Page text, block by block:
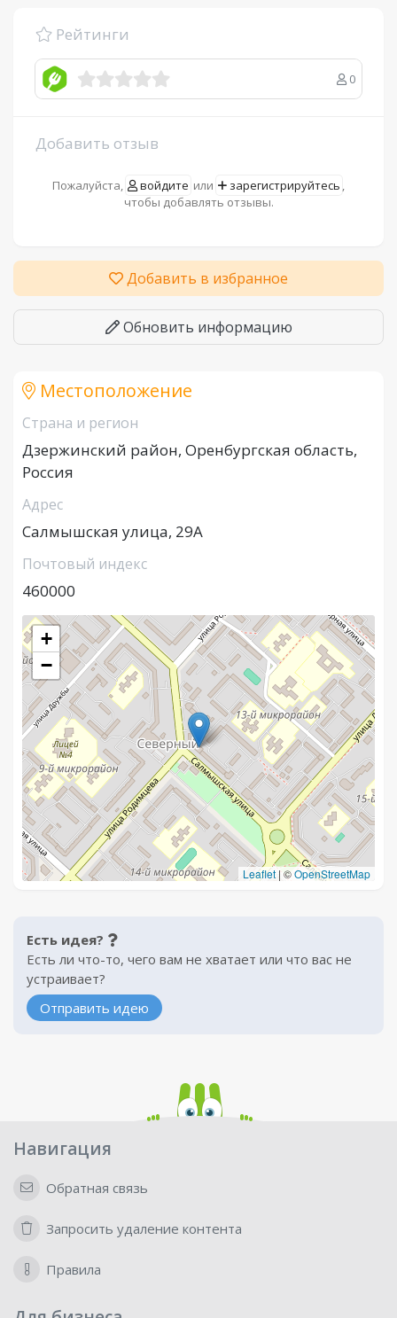
Рейтинги
0
Добавить отзыв
Пожалуйста, войдите или зарегистрируйтесь ,
чтобы добавлять отзывы.
Добавить в избранное
Обновить информацию
Местоположение
Страна и регион
Дзержинский район, Оренбургская область,
Россия
Адрес
Салмышская улица, 29А
Почтовый индекс
460000
+
−
Leaflet | ©OpenStreetMap
Есть идея?
Есть ли что-то, чего вам не хватает или что вас не
устраивает?
Отправить идею
Навигация
Обратная связь
Запросить удаление контента
Правила